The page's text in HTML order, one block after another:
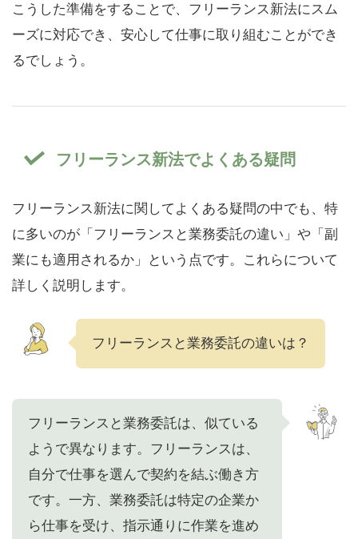
こうした準備をすることで、フリーランス新法にスム
ーズに対応でき、安心して仕事に取り組むことができ
るでしょう。
フリーランス新法でよくある疑問
フリーランス新法に関してよくある疑問の中でも、特
に多いのが「フリーランスと業務委託の違い」や「副
業にも適用されるか」という点です。これらについて
詳しく説明します。
フリーランスと業務委託の違いは？
フリーランスと業務委託は、似ている
ようで異なります。フリーランスは、
自分で仕事を選んで契約を結ぶ働き方
です。一方、業務委託は特定の企業か
ら仕事を受け、指示通りに作業を進め